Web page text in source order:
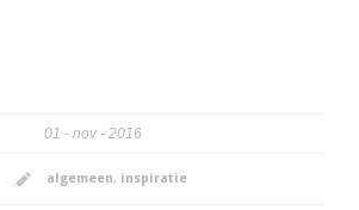
01 nov 2016
algemeen, inspiratie